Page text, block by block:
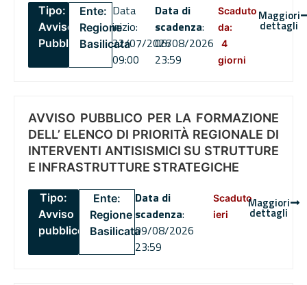
Tipo:
Avviso
Pubblico
Ente:
Regione
Basilicata
Data
inizio:
22/07/2026
09:00
Data di
scadenza:
06/08/2026
23:59
Scaduto
da:
4
giorni
Maggiori
dettagli
AVVISO PUBBLICO PER LA FORMAZIONE
DELL’ ELENCO DI PRIORITÀ REGIONALE DI
INTERVENTI ANTISISMICI SU STRUTTURE
E INFRASTRUTTURE STRATEGICHE
Tipo:
Avviso
pubblico
Ente:
Regione
Basilicata
Data di
scadenza:
09/08/2026
23:59
Scaduto
ieri
Maggiori
dettagli